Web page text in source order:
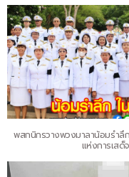
พสกนิกรวางพวงมาลาน้อมรำลึ
แห่งการเสด็